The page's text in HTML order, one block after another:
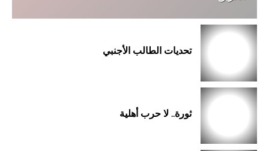
تحديات الطالب الأجنبي
ثورة.. لا حرب أهلية